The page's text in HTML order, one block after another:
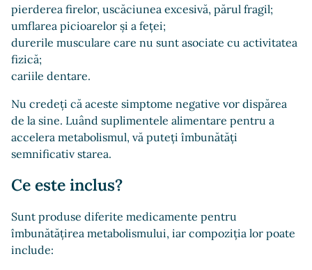
pierderea firelor, uscăciunea excesivă, părul fragil;
umflarea picioarelor și a feței;
durerile musculare care nu sunt asociate cu activitatea
fizică;
cariile dentare.
Nu credeți că aceste simptome negative vor dispărea
de la sine. Luând suplimentele alimentare pentru a
accelera metabolismul, vă puteți îmbunătăți
semnificativ starea.
Ce este inclus?
Sunt produse diferite medicamente pentru
îmbunătățirea metabolismului, iar compoziția lor poate
include: